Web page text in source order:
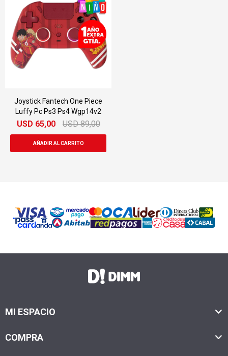
Joystick Fantech One Piece
Luffy Pc Ps3 Ps4 Wgp14v2
USD 65,00 USD 89,00
MI ESPACIO
COMPRA